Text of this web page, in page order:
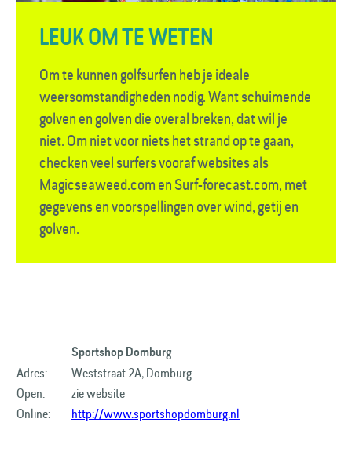
LEUK OM TE WETEN
Om te kunnen golfsurfen heb je ideale
weersomstandigheden nodig. Want schuimende
golven en golven die overal breken, dat wil je
niet. Om niet voor niets het strand op te gaan,
checken veel surfers vooraf websites als
Magicseaweed.com en Surf-forecast.com, met
gegevens en voorspellingen over wind, getij en
golven.
Sportshop Domburg
Adres:
Weststraat 2A, Domburg
Open:
zie website
Online:
http://www.sportshopdomburg.nl